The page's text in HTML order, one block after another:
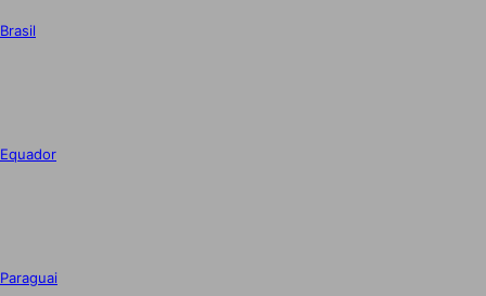
Brasil
Equador
Paraguai